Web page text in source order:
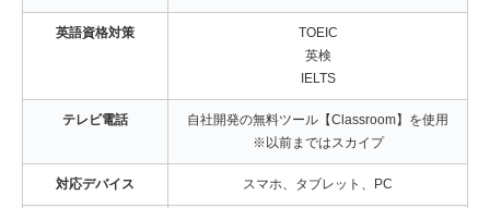
英語資格対策
TOEIC
英検
IELTS
テレビ電話
自社開発の無料ツール【Classroom】を使用
※以前まではスカイプ
対応デバイス スマホ、タブレット、PC